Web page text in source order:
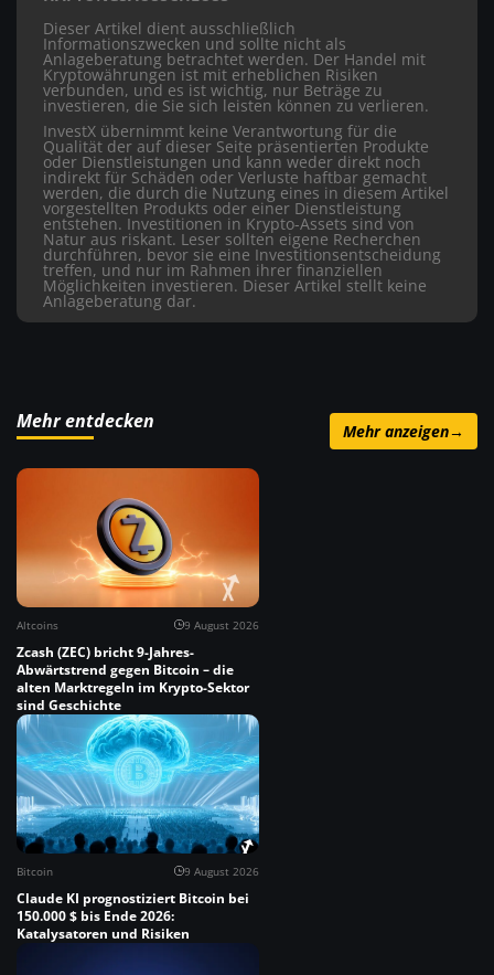
Dieser Artikel dient ausschließlich
Informationszwecken und sollte nicht als
Anlageberatung betrachtet werden. Der Handel mit
Kryptowährungen ist mit erheblichen Risiken
verbunden, und es ist wichtig, nur Beträge zu
investieren, die Sie sich leisten können zu verlieren.
InvestX übernimmt keine Verantwortung für die
Qualität der auf dieser Seite präsentierten Produkte
oder Dienstleistungen und kann weder direkt noch
indirekt für Schäden oder Verluste haftbar gemacht
werden, die durch die Nutzung eines in diesem Artikel
vorgestellten Produkts oder einer Dienstleistung
entstehen. Investitionen in Krypto-Assets sind von
Natur aus riskant. Leser sollten eigene Recherchen
durchführen, bevor sie eine Investitionsentscheidung
treffen, und nur im Rahmen ihrer finanziellen
Möglichkeiten investieren. Dieser Artikel stellt keine
Anlageberatung dar.
Mehr entdecken Mehr anzeigen→
Altcoins 9 August 2026
Zcash (ZEC) bricht 9-Jahres-
Abwärtstrend gegen Bitcoin – die
alten Marktregeln im Krypto-Sektor
sind Geschichte
Bitcoin 9 August 2026
Claude KI prognostiziert Bitcoin bei
150.000 $ bis Ende 2026:
Katalysatoren und Risiken